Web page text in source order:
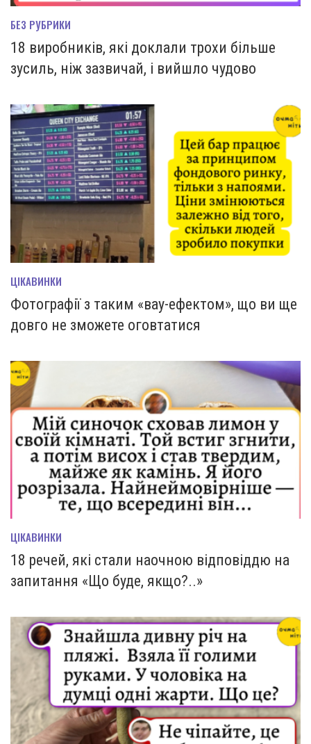
БЕЗ РУБРИКИ
18 виробників, які доклали трохи більше
зусиль, ніж зазвичай, і вийшло чудово
ЦІКАВИНКИ
Фотографії з таким «вау-ефектом», що ви ще
довго не зможете оговтатися
ЦІКАВИНКИ
18 речей, які стали наочною відповіддю на
запитання «Що буде, якщо?..»